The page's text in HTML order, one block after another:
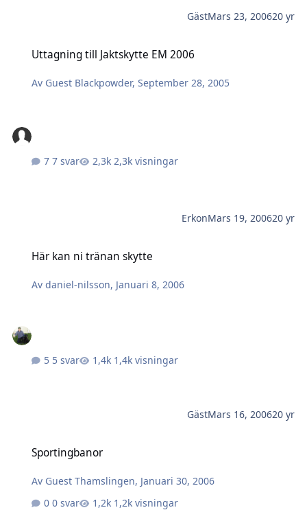
GästMars 23, 200620 yr
Uttagning till Jaktskytte EM 2006
Av Guest Blackpowder,September 28, 2005
7 svar 2,3k visningar
ErkonMars 19, 200620 yr
Här kan ni tränan skytte
Avdaniel-nilsson, Januari 8, 2006
5 svar 1,4k visningar
GästMars 16, 200620 yr
Sportingbanor
Av Guest Thamslingen, Januari 30, 2006
0 svar
1,2k visningar